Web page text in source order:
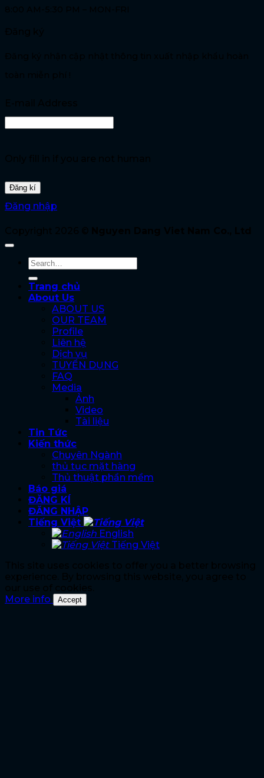
Đăng nhập
Trang chủ
About Us
ABOUT US
OUR TEAM
Profile
Liên hệ
Dịch vụ
TUYỂN DỤNG
FAQ
Media
Ảnh
Video
Tài liệu
Tin Tức
Kiến thức
Chuyên Ngành
thủ tục mặt hàng
Thủ thuật phần mềm
Báo giá
ĐĂNG KÍ
ĐĂNG NHẬP
Tiếng Việt
English
Tiếng Việt
More info
Accept